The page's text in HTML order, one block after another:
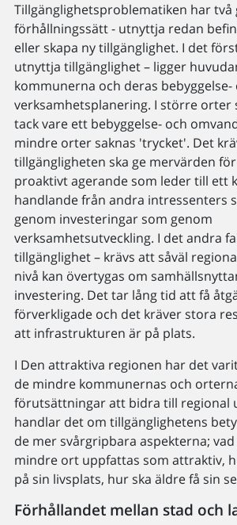
Tillgänglighetsproblematiken har två
förhållningssätt - utnyttja redan
eller skapa ny tillgänglighet. I det
utnyttja tillgänglighet – ligger
kommunerna och deras bebyggelse-
verksamhetsplanering. I större orter
tack vare ett bebyggelse- och
mindre orter saknas 'trycket'. Det
tillgängligheten ska ge mervärden
proaktivt agerande som leder till ett
handlande från andra intressenters
genom investeringar som genom
verksamhetsutveckling. I det andra
tillgänglighet – krävs att såväl
nivå kan övertygas om
investering. Det tar lång tid att få
förverkligade och det kräver stora
att infrastrukturen är på plats.
I Den attraktiva regionen har det
de mindre kommunernas och
förutsättningar att bidra till regional
handlar det om tillgänglighetens
de mer svårgripbara aspekterna;
mindre ort uppfattas som attraktiv,
på sin livsplats, hur ska äldre få sin
Förhållandet mellan stad och